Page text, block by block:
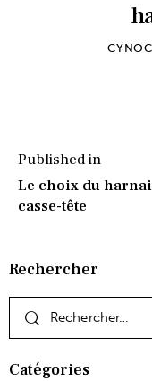
Published in
Le choix du
casse-tête
Rechercher
Catégories